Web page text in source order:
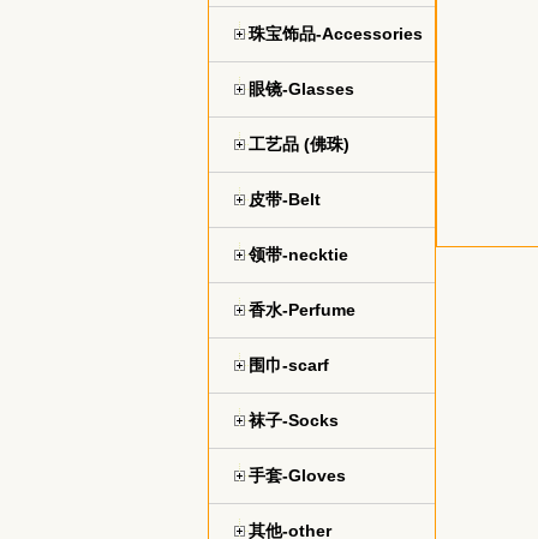
珠宝饰品-Accessories
眼镜-Glasses
工艺品 (佛珠)
皮带-Belt
领带-necktie
香水-Perfume
围巾-scarf
袜子-Socks
手套-Gloves
其他-other